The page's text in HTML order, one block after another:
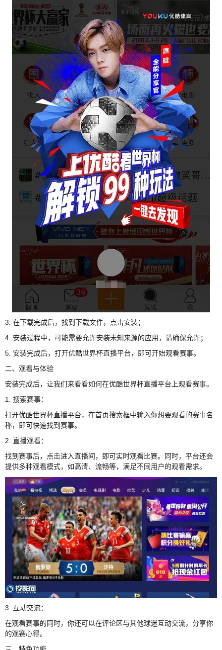
3. 在下载完成后，找到下载文件，点击安装；
4. 安装过程中，可能需要允许安装未知来源的应用，请确保允许；
5. 安装完成后，打开优酷世界杯直播平台，即可开始观看赛事。
二、观看与体验
安装完成后，让我们来看看如何在优酷世界杯直播平台上观看赛事。
1. 搜索赛事：
打开优酷世界杯直播平台，在首页搜索框中输入你想要观看的赛事名
称，即可快速找到赛事。
2. 直播观看：
找到赛事后，点击进入直播间，即可实时观看比赛。同时，平台还会
提供多种观看模式，如高清、流畅等，满足不同用户的观看需求。
3. 互动交流：
在观看赛事的同时，你还可以在评论区与其他球迷互动交流，分享你
的观赛心得。